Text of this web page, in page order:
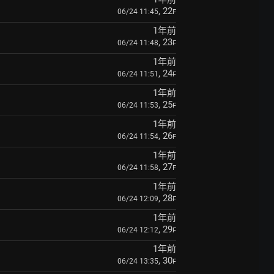
06/24 11:45, 22F
1年前
06/24 11:48, 23F
1年前
06/24 11:51 , 24F
1年前
06/24 11:53, 25F
1年前
06/24 11:54, 26F
1年前
06/24 11:58, 27F
1年前
06/24 12:09, 28F
1年前
06/24 12:12, 29F
1年前
06/24 13:35, 30F